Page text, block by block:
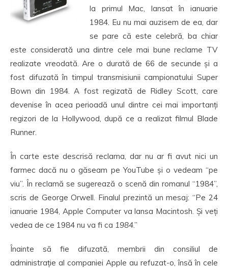
la primul Mac, lansat în ianuarie
1984. Eu nu mai auzisem de ea, dar
se pare că este celebră, ba chiar
este considerată una dintre cele mai bune reclame TV
realizate vreodată. Are o durată de 66 de secunde și a
fost difuzată în timpul transmisiunii campionatului Super
Bown din 1984. A fost regizată de Ridley Scott, care
devenise în acea perioadă unul dintre cei mai importanți
regizori de la Hollywood, după ce a realizat filmul Blade
Runner.
În carte este descrisă reclama, dar nu ar fi avut nici un
farmec dacă nu o găseam pe YouTube și o vedeam “pe
viu”. În reclamă se sugerează o scenă din romanul “1984”,
scris de George Orwell. Finalul prezintă un mesaj: “Pe 24
ianuarie 1984, Apple Computer va lansa Macintosh. Și veți
vedea de ce 1984 nu va fi ca 1984.”
Înainte să fie difuzată, membrii din consiliul de
administrație al companiei Apple au refuzat-o, însă în cele